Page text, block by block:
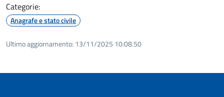
Categorie:
Anagrafe e stato civile
Ultimo aggiornamento: 13/11/2025 10:08.50